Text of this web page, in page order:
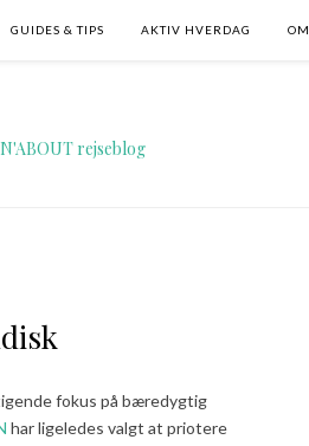
GUIDES & TIPS AKTIV HVERDAG OM
fokus på bæredygtig
har ligeledes valgt at priotere